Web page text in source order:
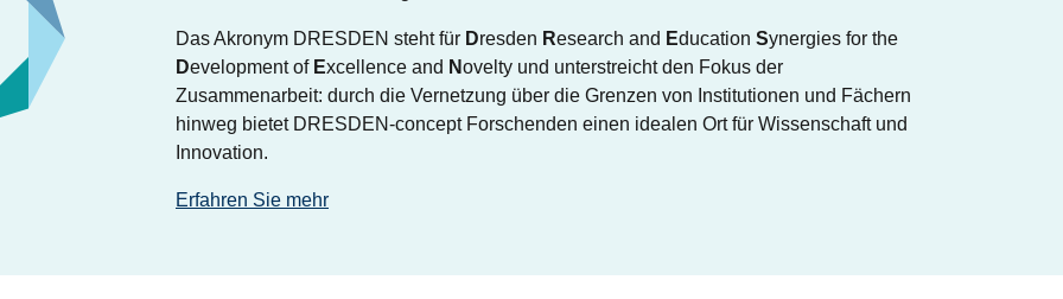
Das Akronym DRESDEN steht für Dresden Research and Education Synergies for the
Development of Excellence and Novelty und unterstreicht den Fokus der
Zusammenarbeit: durch die Vernetzung über die Grenzen von Institutionen und Fächern
hinweg bietet DRESDEN-concept Forschenden einen idealen Ort für Wissenschaft und
Innovation.
Erfahren Sie mehr